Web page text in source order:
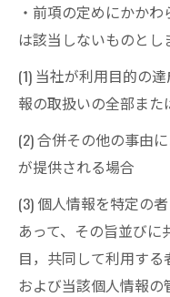
・前項の定めにかか
は該当しないものとし
(1) 当社が利用目的の
報の取扱いの全部ま
(2) 合併その他の事由
が提供される場合
(3) 個人情報を特定の
あって、その旨並び
目，共同して利用す
および当該個人情報